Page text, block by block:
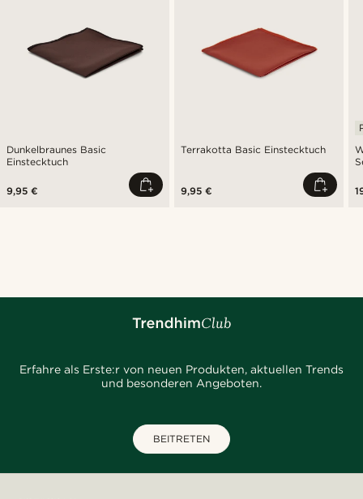
Dunkelbraunes Basic
Einstecktuch
9,95 €
Terrakotta Basic Einstecktuch
9,95 €
Erfahre als Erste:r von neuen Produkten, aktuellen Trends
und besonderen Angeboten.
BEITRETEN